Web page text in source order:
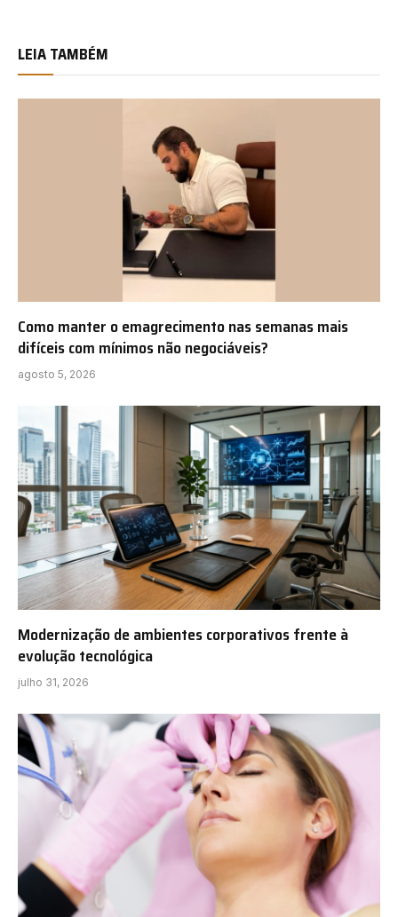
LEIA TAMBÉM
Como manter o emagrecimento nas semanas mais
difíceis com mínimos não negociáveis?
agosto 5, 2026
Modernização de ambientes corporativos frente à
evolução tecnológica
julho 31, 2026